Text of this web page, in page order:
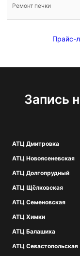
Ремонт печки
Прайс-
Запись
АТЦ Дмитровка
АТЦ Новоясеневская
АТЦ Долгопрудный
АТЦ Щёлковская
АТЦ Семеновская
АТЦ Химки
АТЦ Балашиха
АТЦ Севастопольская